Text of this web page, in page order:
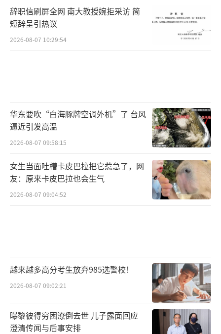
辞职信刷屏全网 南大教授婉拒采访 简
短辞呈引热议
2026-08-07 10:29:54
华东要吹“白海豚牌空调外机”了 台风
逼近引发高温
2026-08-07 09:58:15
女生当面吐槽卡皮巴拉把它惹急了，网
友：原来卡皮巴拉也会生气
2026-08-07 09:04:52
越来越多高分考生放弃985选警校！
2026-08-07 09:02:21
曝黎彼得穷困潦倒去世 儿子露面回应
澄清传闻与后事安排